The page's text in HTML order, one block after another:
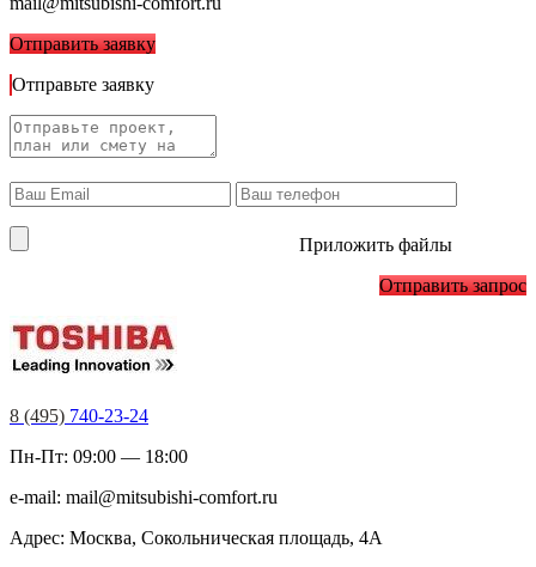
Отправить заявку
Отправьте заявку
Приложить файлы
Отправить запрос
8 (495) 740-23-24
Пн-Пт: 09:00 — 18:00
e-mail: mail@mitsubishi-comfort.ru
Адрес: Москва, Сокольническая площадь, 4А